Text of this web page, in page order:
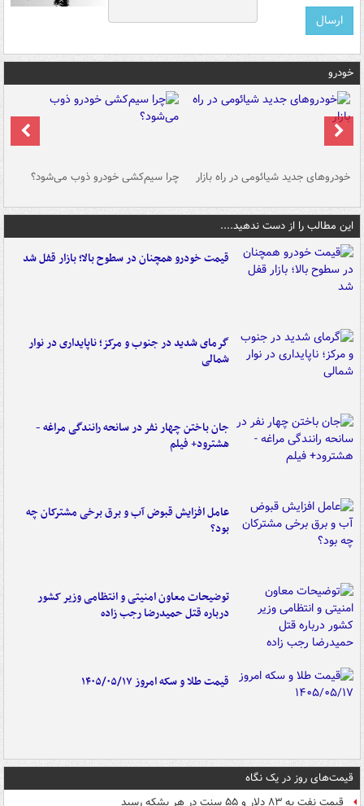
خودرو
خودروهای جدید شیائومی در راه بازار چرا سیم‌کشی خودرو ذوب می‌شود؟
این مطالب را از دست ندهید....
قیمت خودرو همچنان در سطوح بالا؛ بازار قفل شد
گرمای شدید در جنوب و مرکز؛ ناپایداری در نوار
شمالی
جان باختن چهار نفر در سانحه رانندگی مراغه -
هشترود+ فیلم
عامل افزایش قبوض آب و برق برخی مشترکان چه
بود؟
توضیحات معاون امنیتی و انتظامی وزیر کشور
درباره قتل حمیدرضا رجب زاده
قیمت طلا و سکه امروز ۱۴۰۵/۰۵/۱۷
قیمت‌های روز در یک نگاه
قیمت نفت به ۸۳ دلار و ۵۵ سنت در هر بشکه رسید